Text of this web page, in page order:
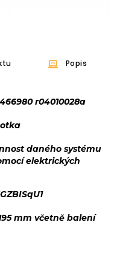
Popis
r04010028a
daného systému
elektrických
mm včetně balení